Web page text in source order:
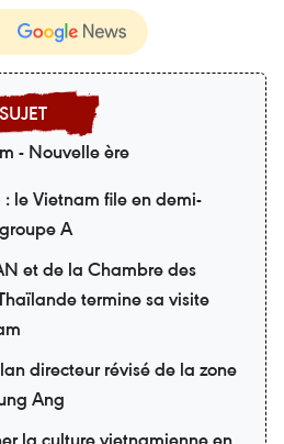
- Nouvelle ère
le Vietnam file en demi-
A
et de la Chambre des
termine sa visite
directeur révisé de la zone
Ang